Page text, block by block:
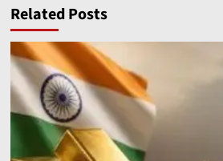
Related Posts